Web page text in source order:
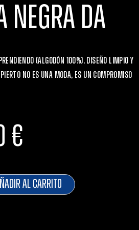
NEGRA DA
(algodón 100%). Diseño limpio y
no es una moda, es un compromiso
€
al carrito